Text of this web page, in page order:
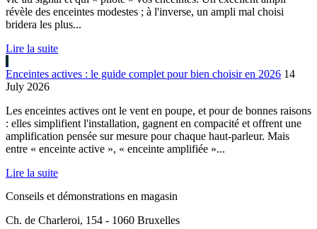
révèle des enceintes modestes ; à l'inverse, un ampli mal choisi
bridera les plus...
Lire la suite
Enceintes actives : le guide complet pour bien choisir en 2026 14
July 2026
Les enceintes actives ont le vent en poupe, et pour de bonnes raisons
: elles simplifient l'installation, gagnent en compacité et offrent une
amplification pensée sur mesure pour chaque haut-parleur. Mais
entre « enceinte active », « enceinte amplifiée »...
Lire la suite
Conseils et démonstrations en magasin
Ch. de Charleroi, 154 - 1060 Bruxelles